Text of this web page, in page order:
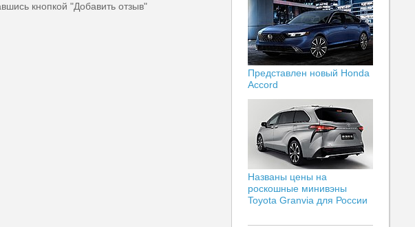
Представлен новый Honda
Accord
Названы цены на
роскошные минивэны
Toyota Granvia для России
кнопкой "Добавить отзыв"